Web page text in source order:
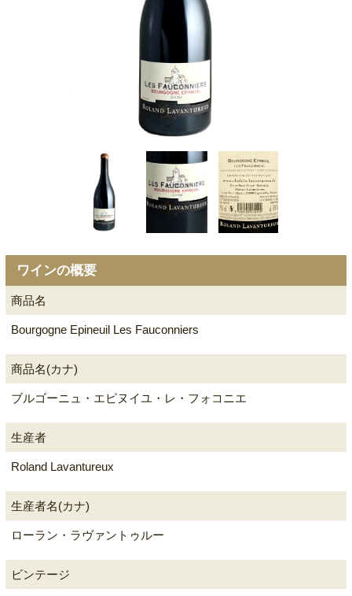
ワインの概要
商品名
Bourgogne Epineuil Les Fauconniers
商品名(カナ)
ブルゴーニュ・エピヌイユ・レ・フォコニエ
生産者
Roland Lavantureux
生産者名(カナ)
ローラン・ラヴァントゥルー
ビンテージ